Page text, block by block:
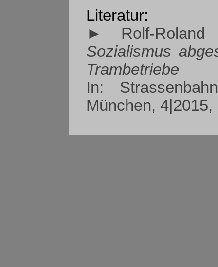
Literatur:
► Rolf-
Sozialismus
Trambetriebe
In:
München, 4|2015,